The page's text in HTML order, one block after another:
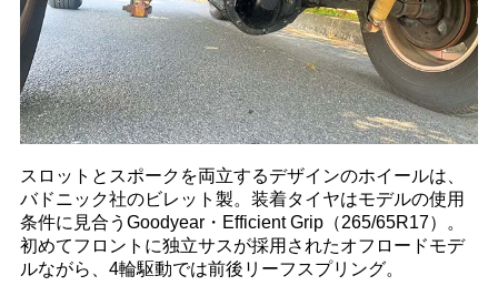
スロットとスポークを両立するデザインのホイールは、
バドニック社のビレット製。装着タイヤはモデルの使用
条件に見合うGoodyear・Efficient Grip（265/65R17）。
初めてフロントに独立サスが採用されたオフロードモデ
ルながら、4輪駆動では前後リーフスプリング。